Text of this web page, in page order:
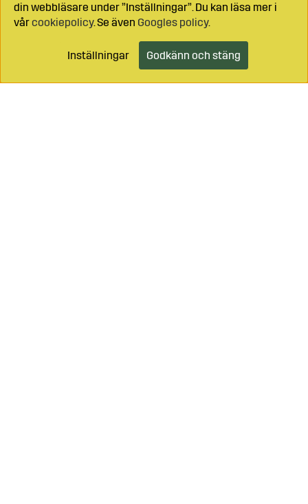
Lägg i kundvagnen
din webbläsare under ”Inställningar”. Du kan läsa mer i
vårcookiepolicy. Se även Googles policy.
Inställningar Godkänn och stäng